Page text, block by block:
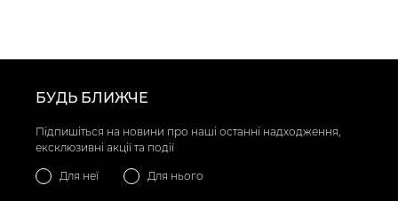
БУДЬ БЛИЖЧЕ
Підпишіться на новини про наші останні надходження,
ексклюзивні акції та події
Для неї Для нього